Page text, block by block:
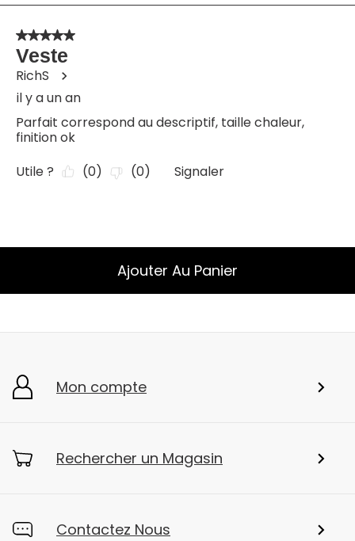
Ajouter Au Panier
Mon compte
Rechercher un Magasin
Contactez Nous